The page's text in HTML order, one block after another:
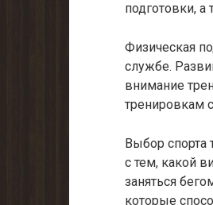
подготовки, а
Физическая
службе.
внимание
тренировкам
Выбор спорта
с тем, какой
заняться
которые